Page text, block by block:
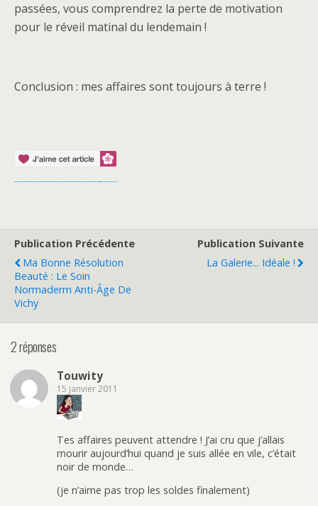
passées, vous comprendrez la perte de motivation
pour le réveil matinal du lendemain !
Conclusion : mes affaires sont toujours à terre !
Publication Précédente
Ma Bonne Résolution
Beauté : Le Soin
Normaderm Anti-Âge De
Vichy
Publication Suivante
La Galerie... Idéale !
2 réponses
Touwity
15 janvier 2011
Tes affaires peuvent attendre ! J’ai cru que j’allais
mourir aujourd’hui quand je suis allée en vile, c’était
noir de monde…
(je n’aime pas trop les soldes finalement)